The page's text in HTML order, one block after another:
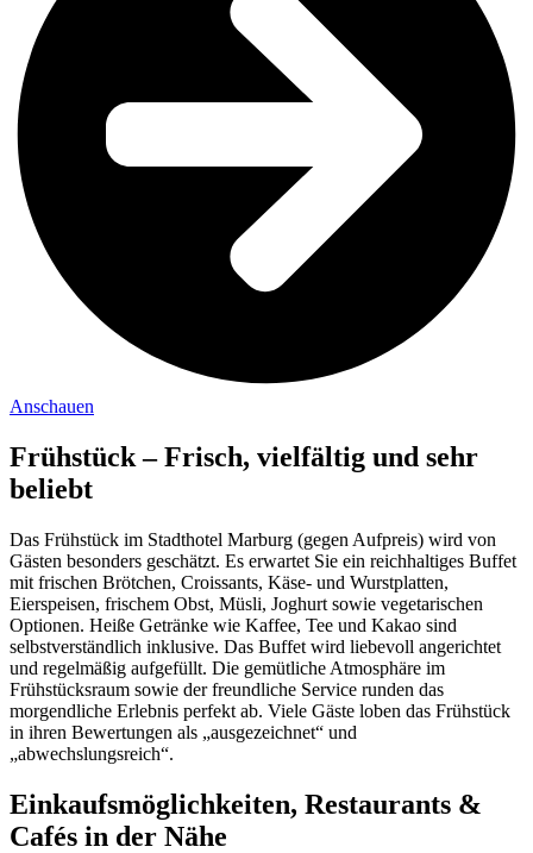
Anschauen
Frühstück – Frisch, vielfältig und sehr
beliebt
Das Frühstück im Stadthotel Marburg (gegen Aufpreis) wird von
Gästen besonders geschätzt. Es erwartet Sie ein reichhaltiges Buffet
mit frischen Brötchen, Croissants, Käse- und Wurstplatten,
Eierspeisen, frischem Obst, Müsli, Joghurt sowie vegetarischen
Optionen. Heiße Getränke wie Kaffee, Tee und Kakao sind
selbstverständlich inklusive. Das Buffet wird liebevoll angerichtet
und regelmäßig aufgefüllt. Die gemütliche Atmosphäre im
Frühstücksraum sowie der freundliche Service runden das
morgendliche Erlebnis perfekt ab. Viele Gäste loben das Frühstück
in ihren Bewertungen als „ausgezeichnet“ und
„abwechslungsreich“.
Einkaufsmöglichkeiten, Restaurants &
Cafés in der Nähe